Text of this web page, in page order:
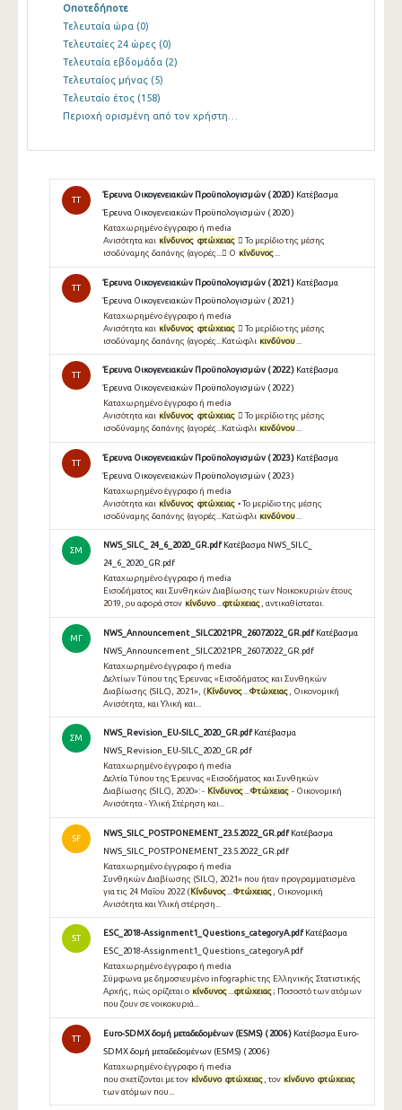
Οποτεδήποτε
Τελευταία ώρα (0)
Τελευταίες 24 ώρες (0)
Τελευταία εβδομάδα (2)
Τελευταίος μήνας (5)
Τελευταίο έτος (158)
Περιοχή ορισμένη από τον χρήστη…
TT
Έρευνα Οικογενειακών Προϋπολογισμών ( 2020 ) Κατέβασμα
Έρευνα Οικογενειακών Προϋπολογισμών ( 2020 )
Καταχωρημένο έγγραφο ή media
Ανισότητα και κίνδυνος φτώχειας  Το μερίδιο της μέσης
ισοδύναμης δαπάνης (αγορές... O κίνδυνος...
TT
Έρευνα Οικογενειακών Προϋπολογισμών ( 2021 ) Κατέβασμα
Έρευνα Οικογενειακών Προϋπολογισμών ( 2021 )
Καταχωρημένο έγγραφο ή media
Ανισότητα και κίνδυνος φτώχειας  Το μερίδιο της μέσης
ισοδύναμης δαπάνης (αγορές...Κατώφλι κινδύνου
TT
Έρευνα Οικογενειακών Προϋπολογισμών ( 2022 ) Κατέβασμα
Έρευνα Οικογενειακών Προϋπολογισμών ( 2022 )
Καταχωρημένο έγγραφο ή media
Ανισότητα και κίνδυνος φτώχειας  Το μερίδιο της μέσης
ισοδύναμης δαπάνης (αγορές...Κατώφλι κινδύνου...
TT
Έρευνα Οικογενειακών Προϋπολογισμών ( 2023 ) Κατέβασμα
Έρευνα Οικογενειακών Προϋπολογισμών ( 2023 )
Καταχωρημένο έγγραφο ή media
Ανισότητα και κίνδυνος φτώχειας • Το μερίδιο της μέσης
ισοδύναμης δαπάνης (αγορές...Κατώφλι κινδύνου
ΣΜ
NWS_SILC_ 24_6_2020_GR.pdf Κατέβασμα NWS_SILC_
24_6_2020_GR.pdf
Καταχωρημένο έγγραφο ή media
Εισοδήµατος και Συνθηκών ∆ιαβίωσης των Νοικοκυριών έτους
2019, ̟ου αφορά στον κίνδυνο...φτώχειας , αντικαθίσταται.
ΜΓ
NWS_Announcement _SILC2021PR_26072022_GR.pdf Κατέβασμα
NWS_Announcement _SILC2021PR_26072022_GR.pdf
Καταχωρημένο έγγραφο ή media
Δελτίων Τύπου της Έρευνας «Εισοδήματος και Συνθηκών
Διαβίωσης (SILC), 2021», (Κίνδυνος Φτώχειας , Οικονομική
Ανισότητα, και Υλική και...
ΣΜ
NWS_Revision_EU-SILC_2020_GR.pdf Κατέβασμα
NWS_Revision_EU-SILC_2020_GR.pdf
Καταχωρημένο έγγραφο ή media
Δελτία Τύπου της Έρευνας «Εισοδήματος και Συνθηκών
Διαβίωσης (SILC), 2020»: - Κίνδυνος...Φτώχειας - Οικονομική
Ανισότητα - Υλική Στέρηση και...
SF
NWS_SILC_POSTPONEMENT_23.5.2022_GR.pdf Κατέβασμα
NWS_SILC_POSTPONEMENT_23.5.2022_GR.pdf
Καταχωρημένο έγγραφο ή media
Συνθηκών Διαβίωσης (SILC), 2021» που ήταν προγραμματισμένα
για τις 24 Μαΐου 2022 (Κίνδυνος Φτώχειας , Οικονομική
Ανισότητα και Υλική στέρηση...
ST
ESC_2018-Assignment1_Questions_categoryA.pdf Κατέβασμα
ESC_2018-Assignment1_Questions_categoryA.pdf
Καταχωρημένο έγγραφο ή media
Σύμφωνα με δημοσιευμένο infographic της Ελληνικής Στατιστικής
Αρχής, πώς ορίζεται ο κίνδυνος...φτώχειας; Ποσοστό των ατόμων
που ζουν σε νοικοκυριά...
TT
Euro-SDMX δομή μεταδεδομένων (ESMS) ( 2006 ) Κατέβασμα Euro-
SDMX δομή μεταδεδομένων (ESMS) ( 2006 )
Καταχωρημένο έγγραφο ή media
που σχετίζονται με τον κίνδυνο φτώχειας , τον κίνδυνο φτώχειας
των ατόμων που...